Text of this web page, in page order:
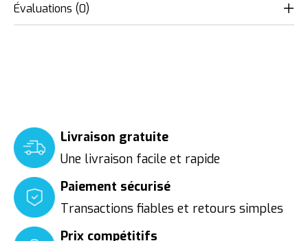
Évaluations (0)
Livraison gratuite
Une livraison facile et rapide
Paiement sécurisé
Transactions fiables et retours simples
Prix compétitifs